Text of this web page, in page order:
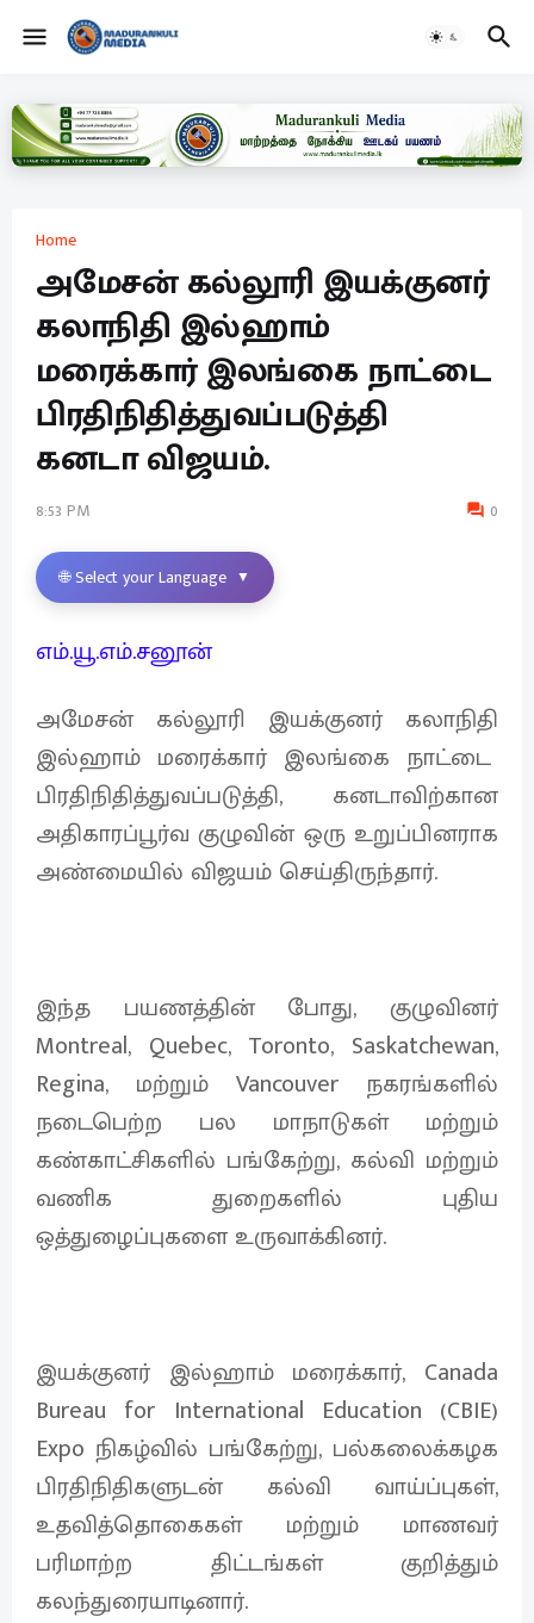
Home
அமேசன் கல்லூரி இயக்குனர்
கலாநிதி இல்ஹாம்
மரைக்கார் இலங்கை நாட்டை
பிரதிநிதித்துவப்படுத்தி
கனடா விஜயம்.
8:53 PM 0
🌐 Select your Language ▼
எம்.யூ.எம்.சனூன்
அமேசன் கல்லூரி இயக்குனர் கலாநிதி
இல்ஹாம் மரைக்கார் இலங்கை நாட்டை
பிரதிநிதித்துவப்படுத்தி, கனடாவிற்கான
அதிகாரப்பூர்வ குழுவின் ஒரு உறுப்பினராக
அண்மையில் விஜயம் செய்திருந்தார்.
இந்த பயணத்தின் போது, குழுவினர்
Montreal, Quebec, Toronto, Saskatchewan,
Regina, மற்றும் Vancouver நகரங்களில்
நடைபெற்ற பல மாநாடுகள் மற்றும்
கண்காட்சிகளில் பங்கேற்று, கல்வி மற்றும்
வணிக துறைகளில் புதிய
ஒத்துழைப்புகளை உருவாக்கினர்.
இயக்குனர் இல்ஹாம் மரைக்கார், Canada
Bureau for International Education (CBIE)
Expo நிகழ்வில் பங்கேற்று, பல்கலைக்கழக
பிரதிநிதிகளுடன் கல்வி வாய்ப்புகள்,
உதவித்தொகைகள் மற்றும் மாணவர்
பரிமாற்ற திட்டங்கள் குறித்தும்
கலந்துரையாடினார்.